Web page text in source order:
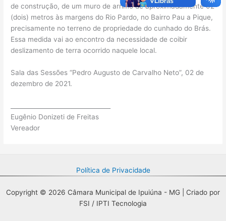
de construção, de um muro de arrimo de aproximadamente 02
(dois) metros às margens do Rio Pardo, no Bairro Pau a Pique,
precisamente no terreno de propriedade do cunhado do Brás.
Essa medida vai ao encontro da necessidade de coibir
deslizamento de terra ocorrido naquele local.
Sala das Sessões “Pedro Augusto de Carvalho Neto”, 02 de
dezembro de 2021.
Eugênio Donizeti de Freitas
Vereador
Política de Privacidade
Copyright © 2026 Câmara Municipal de Ipuiúna - MG | Criado por
FSI / IPTI Tecnologia